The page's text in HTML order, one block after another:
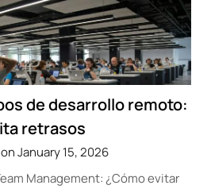
de desarrollo remoto:
retrasos
January 15, 2026
Management: ¿Cómo evitar